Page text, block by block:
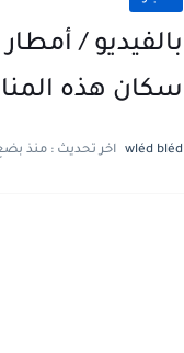
بالفيديو /
سكان هذه
wléd bléd اخر تحديث : منذ